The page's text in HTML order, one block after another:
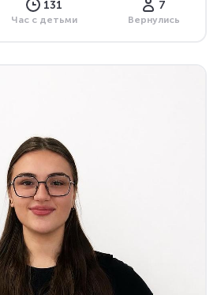
131
Час с детьми
7
Вернулись